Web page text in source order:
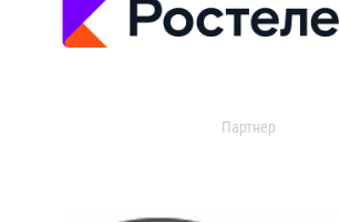
Партнер